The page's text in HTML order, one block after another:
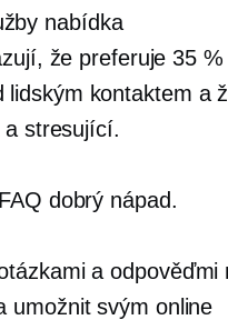
nabídka
že preferuje 35 %
kontaktem a
a stresující.
dobrý nápad.
a odpověďmi
umožnit svým online